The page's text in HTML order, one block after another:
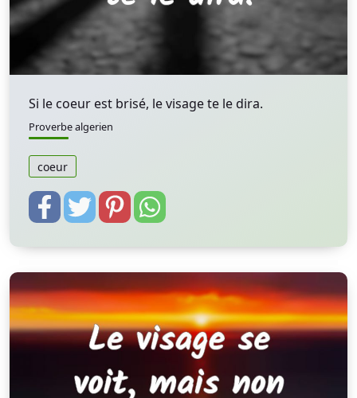
Si le coeur est brisé, le visage te le dira.
Proverbe algerien
coeur